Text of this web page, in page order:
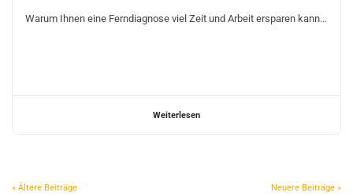
Warum Ihnen eine Ferndiagnose viel Zeit und Arbeit ersparen kann…
Weiterlesen
« Ältere Beiträge Neuere Beiträge »